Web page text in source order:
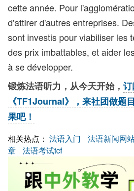
cette année. Pour
d'attirer d'autres entreprises.
sont investis pour viabiliser les
des prix imbattables, et aider
à se développer.
锻炼法语听力，从今天开始，
《TF1Journal》，来社团做题
果吧！
相关热点： 法语入门 法语新闻网
章
法语考试tcf